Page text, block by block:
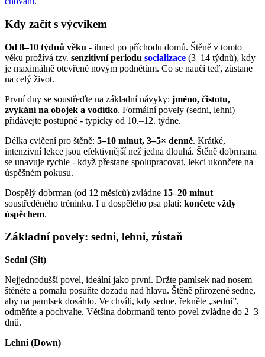
Kdy začít s výcvikem
Od 8–10 týdnů věku - ihned po příchodu domů. Štěně v tomto
věku prožívá tzv. senzitivní periodu socializace (3–14 týdnů), kdy
je maximálně otevřené novým podnětům. Co se naučí teď, zůstane
na celý život.
První dny se soustřeďte na základní návyky: jméno, čistotu,
zvykání na obojek a vodítko. Formální povely (sedni, lehni)
přidávejte postupně - typicky od 10.–12. týdne.
Délka cvičení pro štěně: 5–10 minut, 3–5× denně. Krátké,
intenzivní lekce jsou efektivnější než jedna dlouhá. Štěně dobrmana
se unavuje rychle - když přestane spolupracovat, lekci ukončete na
úspěšném pokusu.
Dospělý dobrman (od 12 měsíců) zvládne 15–20 minut
soustředěného tréninku. I u dospělého psa platí: končete vždy
úspěchem.
Základní povely: sedni, lehni, zůstaň
Sedni (Sit)
Nejjednodušší povel, ideální jako první. Držte pamlsek nad nosem
štěněte a pomalu posuňte dozadu nad hlavu. Štěně přirozeně sedne,
aby na pamlsek dosáhlo. Ve chvíli, kdy sedne, řekněte „sedni”,
odměňte a pochvalte. Většina dobrmanů tento povel zvládne do 2–3
dnů.
Lehni (Down)